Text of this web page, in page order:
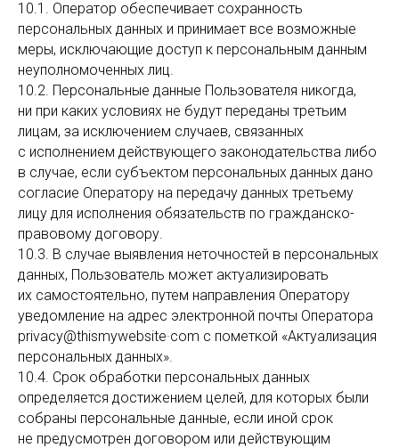
10.1. Оператор обеспечивает сохранность
персональных данных и принимает все возможные
меры, исключающие доступ к персональным данным
неуполномоченных лиц.
10.2. Персональные данные Пользователя никогда,
ни при каких условиях не будут переданы третьим
лицам, за исключением случаев, связанных
с исполнением действующего законодательства либо
в случае, если субъектом персональных данных дано
согласие Оператору на передачу данных третьему
лицу для исполнения обязательств по гражданско-
правовому договору.
10.3. В случае выявления неточностей в персональных
данных, Пользователь может актуализировать
их самостоятельно, путем направления Оператору
уведомление на адрес электронной почты Оператора
privacy@thismywebsite·com с пометкой «Актуализация
персональных данных».
10.4. Срок обработки персональных данных
определяется достижением целей, для которых были
собраны персональные данные, если иной срок
не предусмотрен договором или действующим